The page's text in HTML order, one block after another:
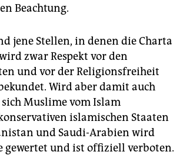
Beachtung.
jene Stellen, in denen die Charta
zwar Respekt vor den
und vor der Religionsfreiheit
Wird aber damit auch
Muslime vom Islam
islamischen Staaten
und Saudi-Arabien wird
gewertet und ist offiziell verboten.